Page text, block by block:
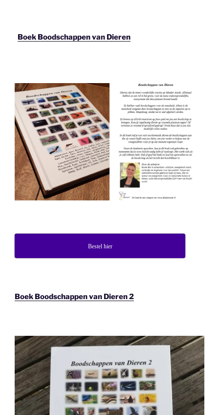
Boek Boodschappen van Dieren
Bestel hier
Boek Boodschappen van Dieren 2